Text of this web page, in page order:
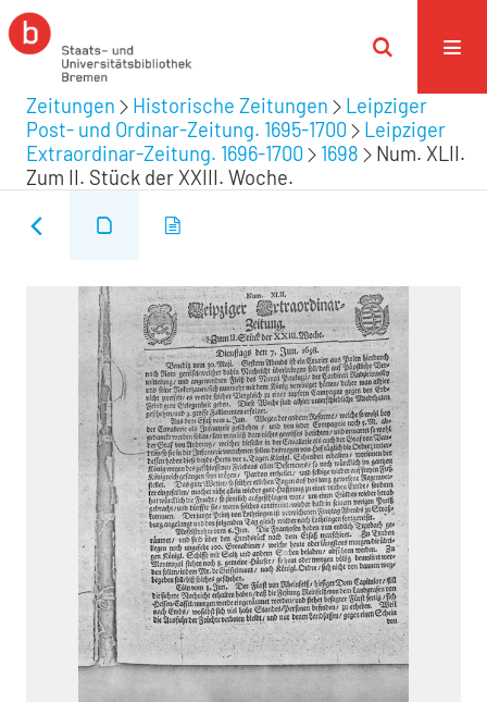
Zeitungen Historische Zeitungen
Leipziger
Post- und Ordinar-Zeitung. 1695-1700
Leipziger
Extraordinar-Zeitung. 1696-1700
1698
Num. XLII.
Zum II. Stück der XXIII. Woche.